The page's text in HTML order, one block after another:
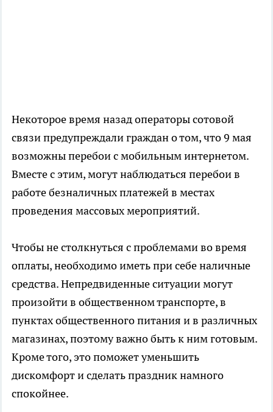
Некоторое время назад операторы сотовой
связи предупреждали граждан о том, что 9 мая
возможны перебои с мобильным интернетом.
Вместе с этим, могут наблюдаться перебои в
работе безналичных платежей в местах
проведения массовых мероприятий.
Чтобы не столкнуться с проблемами во время
оплаты, необходимо иметь при себе наличные
средства. Непредвиденные ситуации могут
произойти в общественном транспорте, в
пунктах общественного питания и в различных
магазинах, поэтому важно быть к ним готовым.
Кроме того, это поможет уменьшить
дискомфорт и сделать праздник намного
спокойнее.